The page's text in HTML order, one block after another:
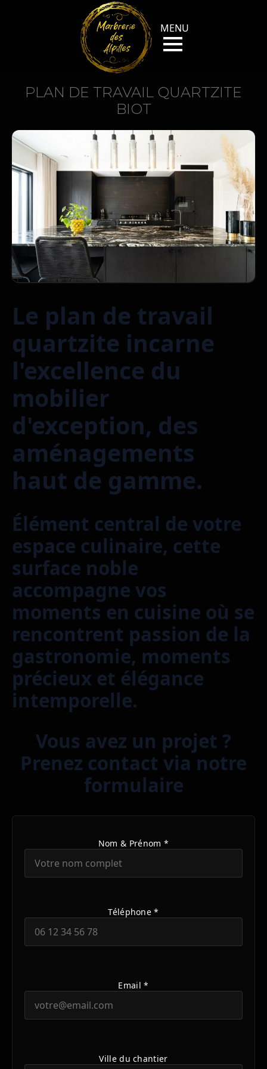
PLAN DE TRAVAIL QUARTZITE
BIOT
Le plan de travail
quartzite incarne
l'excellence du
mobilier
d'exception, des
aménagements
haut de gamme.
Élément central de votre
espace culinaire, cette
surface noble
accompagne vos
moments en cuisine où se
rencontrent passion de la
gastronomie, moments
précieux et élégance
intemporelle.
Vous avez un projet ?
Prenez contact via notre
formulaire
Nom & Prénom *
Téléphone *
Email *
Ville du chantier